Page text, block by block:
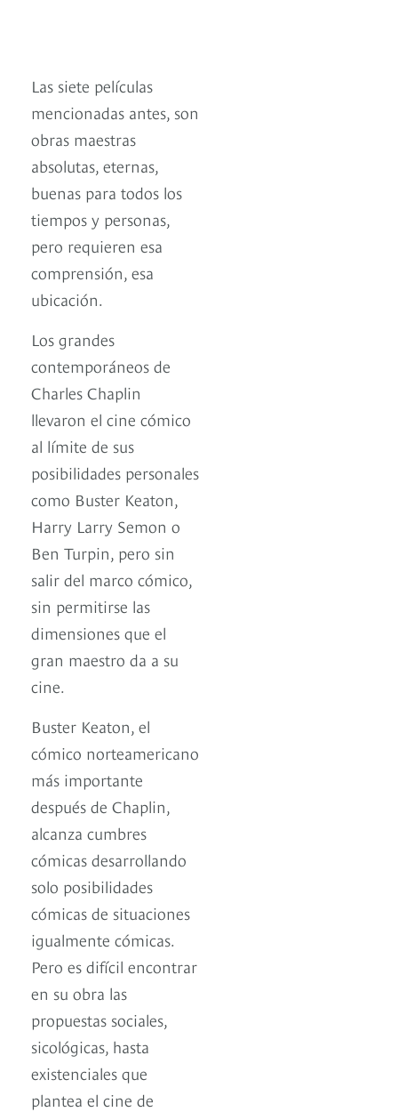
Las siete películas
mencionadas antes, son
obras maestras
absolutas, eternas,
buenas para todos los
tiempos y personas,
pero requieren esa
comprensión, esa
ubicación.
Los grandes
contemporáneos de
Charles Chaplin
llevaron el cine cómico
al límite de sus
posibilidades personales
como Buster Keaton,
Harry Larry Semon o
Ben Turpin, pero sin
salir del marco cómico,
sin permitirse las
dimensiones que el
gran maestro da a su
cine.
Buster Keaton, el
cómico norteamericano
más importante
después de Chaplin,
alcanza cumbres
cómicas desarrollando
solo posibilidades
cómicas de situaciones
igualmente cómicas.
Pero es difícil encontrar
en su obra las
propuestas sociales,
sicológicas, hasta
existenciales que
plantea el cine de